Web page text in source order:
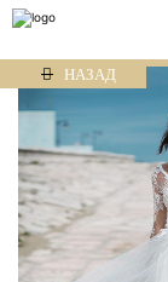
НАЗАД